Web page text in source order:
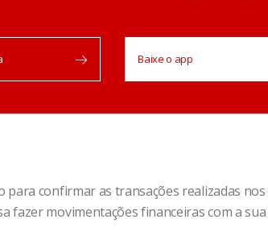
Baixe o app
confirmar as transações realizadas
fazer movimentações financeiras com a sua